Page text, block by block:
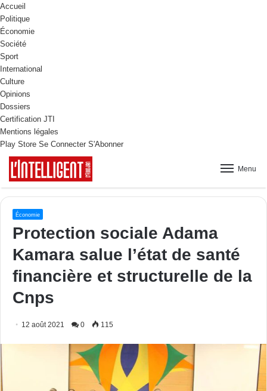
Accueil
Politique
Économie
Société
Sport
International
Culture
Opinions
Dossiers
Certification JTI
Mentions légales
Play Store Se Connecter S'Abonner
Menu
Économie
Protection sociale Adama
Kamara salue l’état de santé
financière et structurelle de la
Cnps
12 août 2021 0 115